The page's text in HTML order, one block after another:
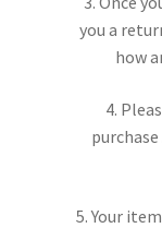
you a
how
4.
5. Your